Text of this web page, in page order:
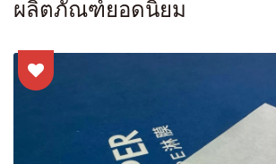
ผลิตภัณฑ์ยอดนิยม